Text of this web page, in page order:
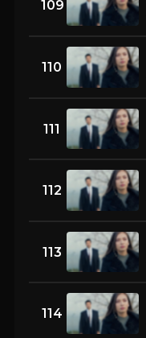
109
110
111
112
113
114